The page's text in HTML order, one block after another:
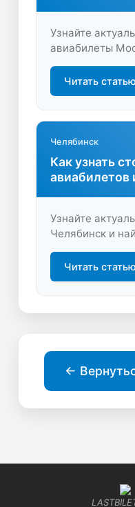
Узнайте
авиабилеты
Сравните
выгодные
билеты онлайн
LastBilet.ru!
Читать статью
Челябинск
Как узнать
авиабилетов
Узнайте
Челябинск и
экономьте
путешествие с
Читать статью
←